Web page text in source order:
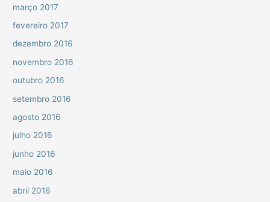
março 2017
fevereiro 2017
dezembro 2016
novembro 2016
outubro 2016
setembro 2016
agosto 2016
julho 2016
junho 2016
maio 2016
abril 2016